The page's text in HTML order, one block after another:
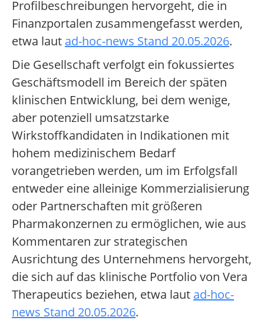
Profilbeschreibungen hervorgeht, die in
Finanzportalen zusammengefasst werden,
etwa laut ad-hoc-news Stand 20.05.2026.
Die Gesellschaft verfolgt ein fokussiertes
Geschäftsmodell im Bereich der späten
klinischen Entwicklung, bei dem wenige,
aber potenziell umsatzstarke
Wirkstoffkandidaten in Indikationen mit
hohem medizinischem Bedarf
vorangetrieben werden, um im Erfolgsfall
entweder eine alleinige Kommerzialisierung
oder Partnerschaften mit größeren
Pharmakonzernen zu ermöglichen, wie aus
Kommentaren zur strategischen
Ausrichtung des Unternehmens hervorgeht,
die sich auf das klinische Portfolio von Vera
Therapeutics beziehen, etwa laut ad-hoc-
news Stand 20.05.2026.